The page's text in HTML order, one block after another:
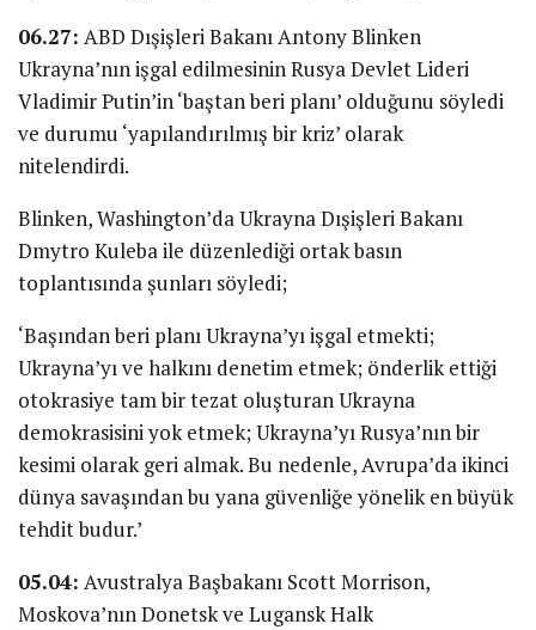
06.27: ABD Dışişleri Bakanı Antony Blinken
Ukrayna’nın işgal edilmesinin Rusya Devlet Lideri
Vladimir Putin’in ‘baştan beri planı’ olduğunu söyledi
ve durumu ‘yapılandırılmış bir kriz’ olarak
nitelendirdi.
Blinken, Washington’da Ukrayna Dışişleri Bakanı
Dmytro Kuleba ile düzenlediği ortak basın
toplantısında şunları söyledi;
‘Başından beri planı Ukrayna’yı işgal etmekti;
Ukrayna’yı ve halkını denetim etmek; önderlik ettiği
otokrasiye tam bir tezat oluşturan Ukrayna
demokrasisini yok etmek; Ukrayna’yı Rusya’nın bir
kesimi olarak geri almak. Bu nedenle, Avrupa’da ikinci
dünya savaşından bu yana güvenliğe yönelik en büyük
tehdit budur.’
05.04: Avustralya Başbakanı Scott Morrison,
Moskova’nın Donetsk ve Lugansk Halk